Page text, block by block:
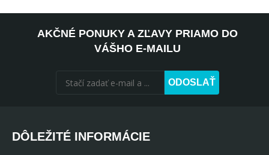
AKČNÉ PONUKY A ZĽAVY PRIAMO DO
VÁŠHO E-MAILU
ODOSLAŤ
DÔLEŽITÉ INFORMÁCIE